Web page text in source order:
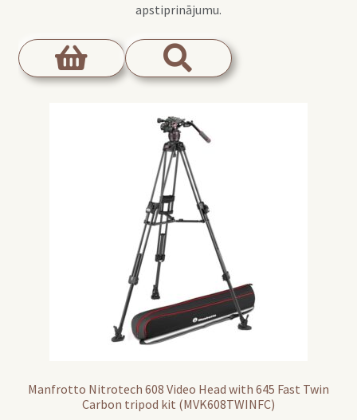
apstiprinājumu.
Manfrotto Nitrotech 608 Video Head with 645 Fast Twin
Carbon tripod kit (MVK608TWINFC)